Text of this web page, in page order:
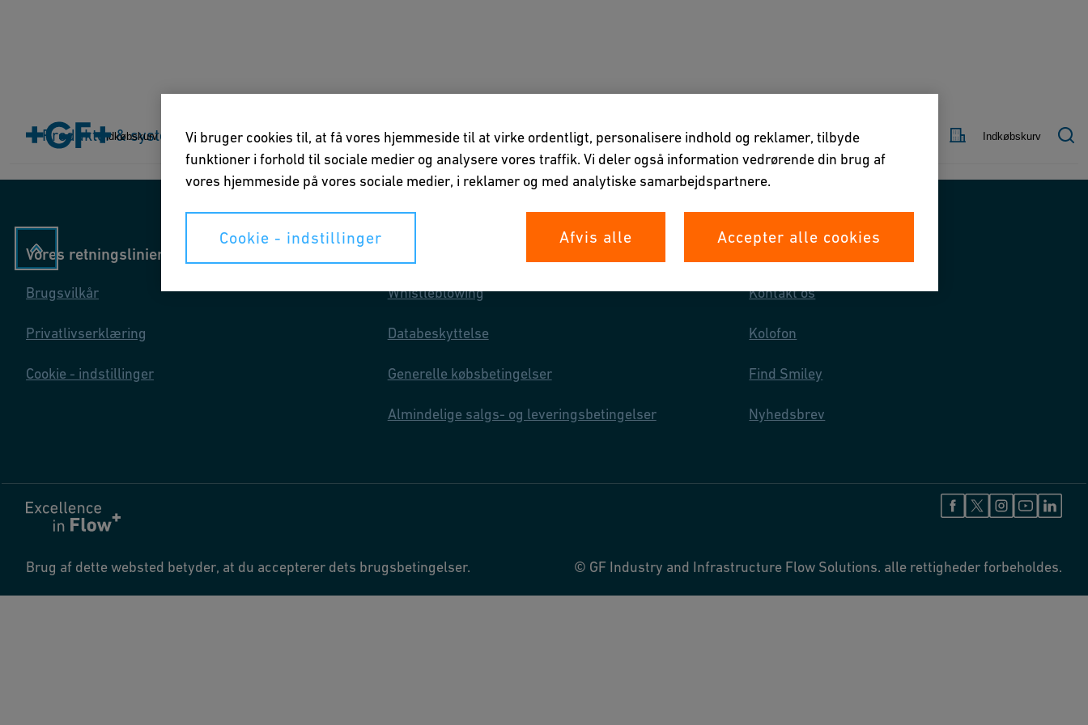
Indkøbskurv
Kontakt
Indkøbskurv
Produkter & systemer Brancher Applikationer Downloads & Værktøjer Om os
Vores retningslinier
Brugsvilkår
Privatlivserklæring
Cookie - indstillinger
Whistleblowing
Databeskyttelse
Generelle købsbetingelser
Almindelige salgs- og leveringsbetingelser
Kontakt os
Kolofon
Find Smiley
Nyhedsbrev
Brug af dette websted betyder, at du accepterer dets brugsbetingelser. © GF Industry and Infrastructure Flow Solutions. alle rettigheder forbeholdes.
Vi bruger cookies til, at få vores hjemmeside til at virke ordentligt, personalisere indhold og reklamer, tilbyde
funktioner i forhold til sociale medier og analysere vores traffik. Vi deler også information vedrørende din brug af
vores hjemmeside på vores sociale medier, i reklamer og med analytiske samarbejdspartnere.
Cookie - indstillinger Afvis alle Accepter alle cookies